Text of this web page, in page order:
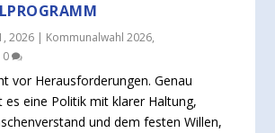
2026 | Kommunalwahl 2026,
0
vor Herausforderungen. Genau
es eine Politik mit klarer Haltung,
und dem festen Willen,